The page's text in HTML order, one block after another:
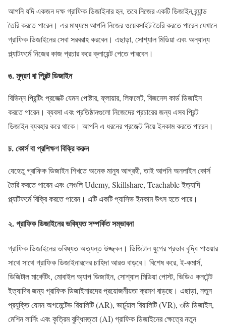
আপনি যদি একজন দক্ষ গ্রাফিক ডিজাইনার হন, তবে নিজের একটি ডিজাইন ব্র্যান্ড
তৈরি করতে পারেন। এর মাধ্যমে আপনি নিজের ওয়েবসাইট তৈরি করতে পারেন যেখানে
গ্রাফিক ডিজাইনের সেবা সরবরাহ করবেন। এছাড়া, সোশ্যাল মিডিয়া এবং অন্যান্য
প্ল্যাটফর্মে নিজের কাজ প্রচার করে ক্লায়েন্ট পেতে পারবেন।
ঙ. মুদ্রণ বা প্রিন্ট ডিজাইন
বিভিন্ন প্রিন্টিং প্রজেক্ট যেমন পোষ্টার, ফ্লায়ার, লিফলেট, বিজনেস কার্ড ডিজাইন
করতে পারেন। ব্যবসা এবং প্রতিষ্ঠানগুলো নিজেদের প্রচারের জন্য এসব প্রিন্ট
ডিজাইন ব্যবহার করে থাকে। আপনি এ ধরনের প্রজেক্ট নিয়ে ইনকাম করতে পারেন।
চ. কোর্স বা প্রশিক্ষণ বিক্রি করুন
যেহেতু গ্রাফিক ডিজাইন শিখতে অনেক মানুষ আগ্রহী, তাই আপনি অনলাইন কোর্স
তৈরি করতে পারেন এবং সেগুলি Udemy, Skillshare, Teachable ইত্যাদি
প্ল্যাটফর্মে বিক্রি করতে পারেন। এটি একটি প্যাসিভ ইনকাম উৎস হতে পারে।
২. গ্রাফিক ডিজাইনের ভবিষ্যত সম্পর্কিত সম্ভাবনা
গ্রাফিক ডিজাইনের ভবিষ্যত অত্যন্ত উজ্জ্বল। ডিজিটাল যুগের প্রভাব বৃদ্ধি পাওয়ার
সাথে সাথে গ্রাফিক ডিজাইনারদের চাহিদা আরও বাড়বে। বিশেষ করে, ই-কমার্স,
ডিজিটাল মার্কেটিং, মোবাইল অ্যাপ ডিজাইন, সোশ্যাল মিডিয়া পোস্ট, ভিডিও কনটেন্ট
ইত্যাদির জন্য গ্রাফিক ডিজাইনারদের প্রয়োজনীয়তা ক্রমশ বাড়ছে। এছাড়া, নতুন
প্রযুক্তি যেমন অগমেন্টেড রিয়ালিটি (AR), ভার্চুয়াল রিয়ালিটি (VR), ৩ডি ডিজাইন,
মেশিন লার্নিং এবং কৃত্রিম বুদ্ধিমত্তা (AI) গ্রাফিক ডিজাইনের ক্ষেত্রে নতুন